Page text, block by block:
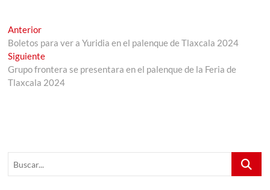
Navegación
de
entradas
AnteriorEntrada
anterior:
Boletos para ver a Yuridia en el palenque de Tlaxcala 2024
SiguienteEntrada
siguiente:
Grupo frontera se presentara en el palenque de la Feria de
Tlaxcala 2024
Buscar...